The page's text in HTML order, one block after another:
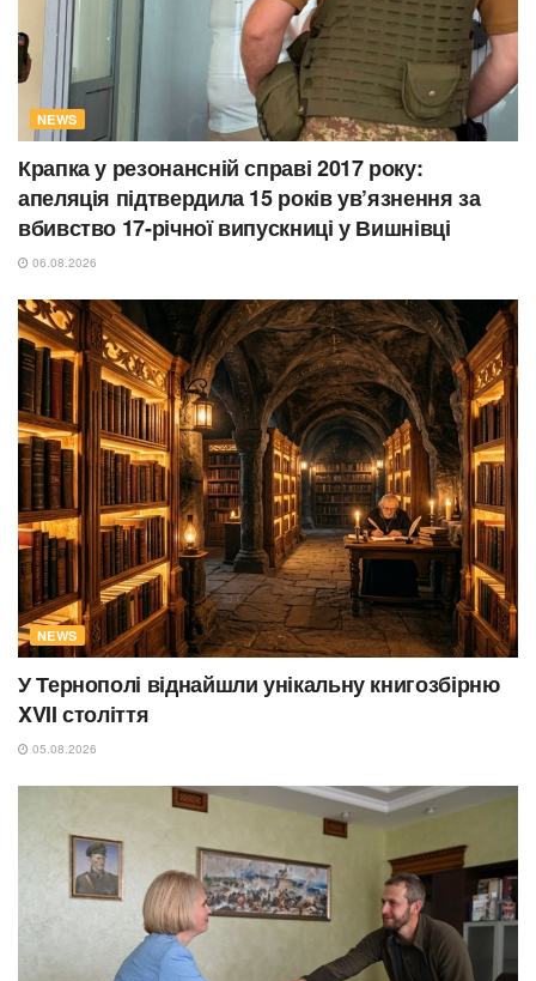
NEWS
Крапка у резонансній справі 2017 року:
апеляція підтвердила 15 років ув’язнення за
вбивство 17-річної випускниці у Вишнівці
06.08.2026
NEWS
У Тернополі віднайшли унікальну книгозбірню
XVII століття
05.08.2026